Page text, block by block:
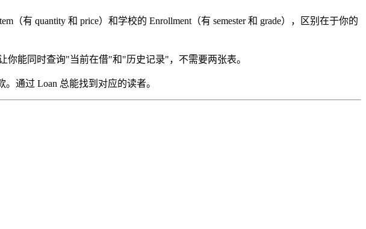
有 quantity 和 price）和学校的 Enrollment（有 semester 和 grade），区别在于你的
能同时查询"当前在借"和"历史记录"，不需要两张表。
通过 Loan 总能找到对应的读者。